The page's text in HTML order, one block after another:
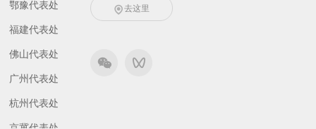
鄂豫代表处
福建代表处
佛山代表处
广州代表处
杭州代表处
去这里